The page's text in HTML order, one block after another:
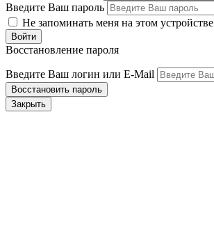
Введите Ваш пароль
Не запоминать меня на этом устройстве
Восстановление пароля
Введите Ваш логин или E-Mail
Закрыть